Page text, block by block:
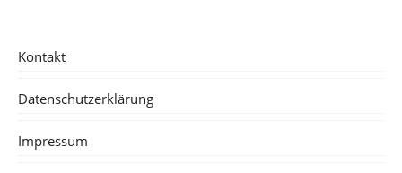
Kontakt
Datenschutzerklärung
Impressum